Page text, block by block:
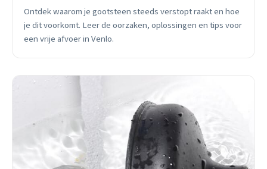
Ontdek waarom je gootsteen steeds verstopt raakt en hoe
je dit voorkomt. Leer de oorzaken, oplossingen en tips voor
een vrije afvoer in Venlo.